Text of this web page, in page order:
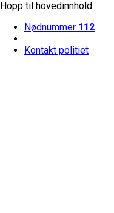
Hopp til hovedinnhold
Nødnummer 112
Kontakt politiet